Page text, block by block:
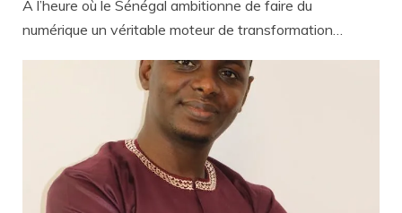
À l’heure où le Sénégal ambitionne de faire du
numérique un véritable moteur de transformation…